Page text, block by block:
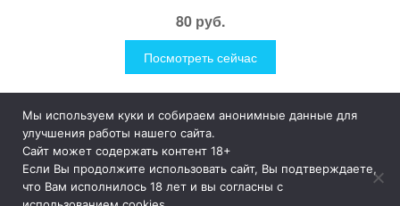
80 руб.
Посмотреть сейчас
1Like
© 20191Like– это необычные и прикольные подарки для
дома и улицы, интересная посуда, уникальные и необычные
Мы используем куки и собираем анонимные данные для
улучшения работы нашего сайта.
Сайт может содержать контент 18+
Если Вы продолжите использовать сайт, Вы подтверждаете,
что Вам исполнилось 18 лет и вы согласны с